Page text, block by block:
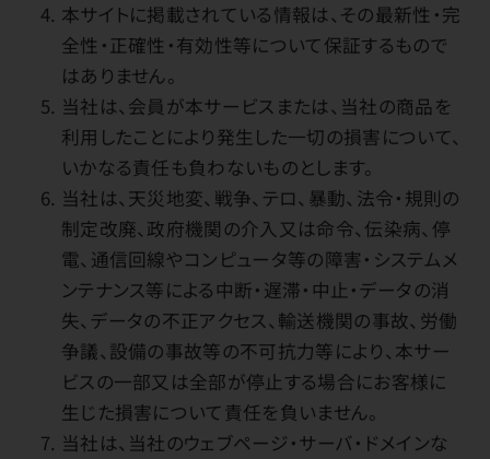
本サイトに掲載されている情報は、その最新性・完
全性・正確性・有効性等について保証するもので
はありません。
当社は、会員が本サービスまたは、当社の商品を
利用したことにより発生した一切の損害について、
いかなる責任も負わないものとします。
当社は、天災地変、戦争、テロ、暴動、法令・規則の
制定改廃、政府機関の介入又は命令、伝染病、停
電、通信回線やコンピュータ等の障害・システムメ
ンテナンス等による中断・遅滞・中止・データの消
失、データの不正アクセス、輸送機関の事故、労働
争議、設備の事故等の不可抗力等により、本サー
ビスの一部又は全部が停止する場合にお客様に
生じた損害について責任を負いません。
当社は、当社のウェブページ・サーバ・ドメインな